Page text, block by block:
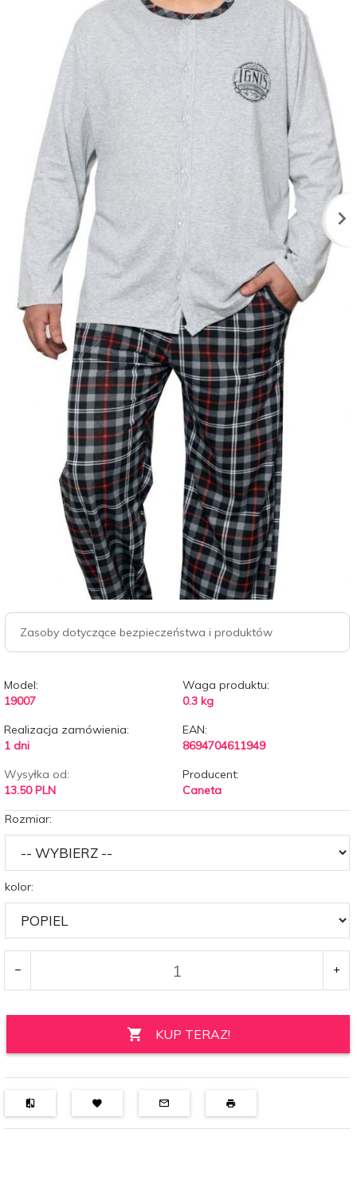
Zasoby dotyczące bezpieczeństwa i produktów
Model:
19007
Waga produktu:
0.3 kg
Realizacja zamówienia:
1 dni
EAN:
8694704611949
Wysyłka od:
13.50 PLN
Producent:
Caneta
Rozmiar:
kolor:
KUP TERAZ!